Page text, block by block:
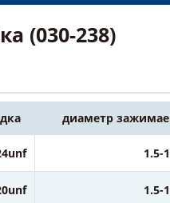
(030-238)
диаметр
1.5-
1.5-